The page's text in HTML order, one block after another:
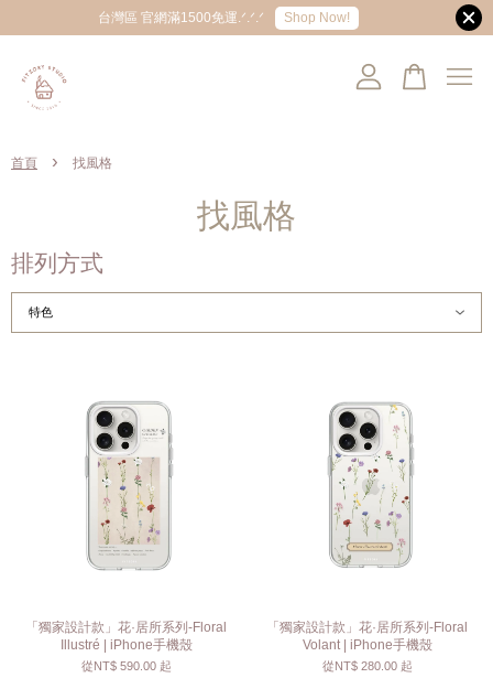
台灣區 官網滿1500免運.ᐟ.ᐟ.ᐟ Shop Now!
首頁 › 找風格
找風格
排列方式
「獨家設計款」花·居所系列-Floral
Illustré | iPhone手機殼
從NT$ 590.00 起
「獨家設計款」花·居所系列-Floral
Volant | iPhone手機殼
從NT$ 280.00 起
您的購物車目前還是空的。